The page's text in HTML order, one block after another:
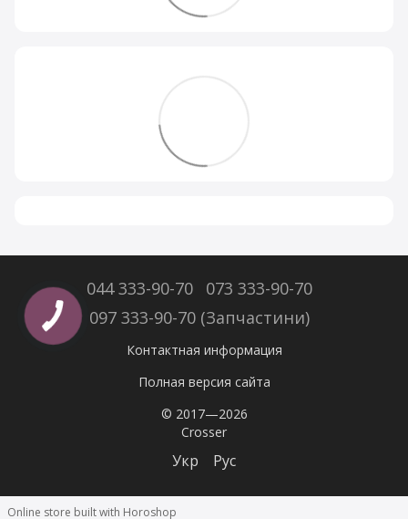
044 333-90-70
073 333-90-70
097 333-90-70 (Запчастини)
Контактная информация
Полная версия сайта
© 2017—2026
Crosser
Укр Рус
Online store built with Horoshop